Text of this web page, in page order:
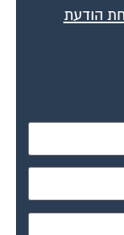
הודעת